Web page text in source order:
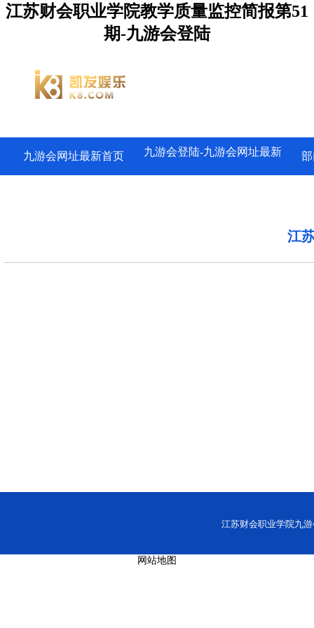
江苏财会职业学院教学质量监控简报第51
期-九游会登陆
九游会网址最新首页 九游会登陆-九游会网址最新
江
江苏财会职业学院九
网站地图